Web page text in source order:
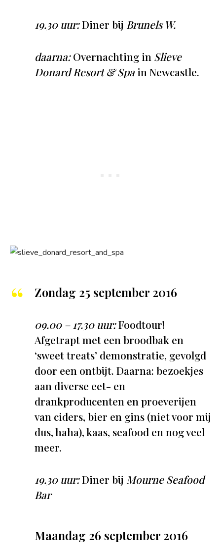
19.30 uur:Diner bij Brunels W.
daarna:Overnachting in Slieve
Donard Resort & Spa in Newcastle.
Zondag 25 september 2016
09.00 – 17.30 uur:Foodtour!
Afgetrapt met een broodbak en
‘sweet treats’ demonstratie, gevolgd
door een ontbijt. Daarna: bezoekjes
aan diverse eet- en
drankproducenten en proeverijen
van ciders, bier en gins (niet voor mij
dus, haha), kaas, seafood en nog veel
meer.
19.30 uur:Diner bij Mourne Seafood
Bar
Maandag 26 september 2016